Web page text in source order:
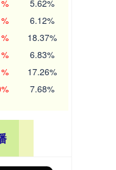
5.62%
6.12%
18.37%
6.83%
17.26%
7.68%